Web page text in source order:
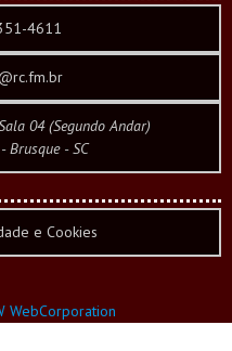
4611
04 (Segundo Andar)
Brusque - SC
e Cookies
WebCorporation